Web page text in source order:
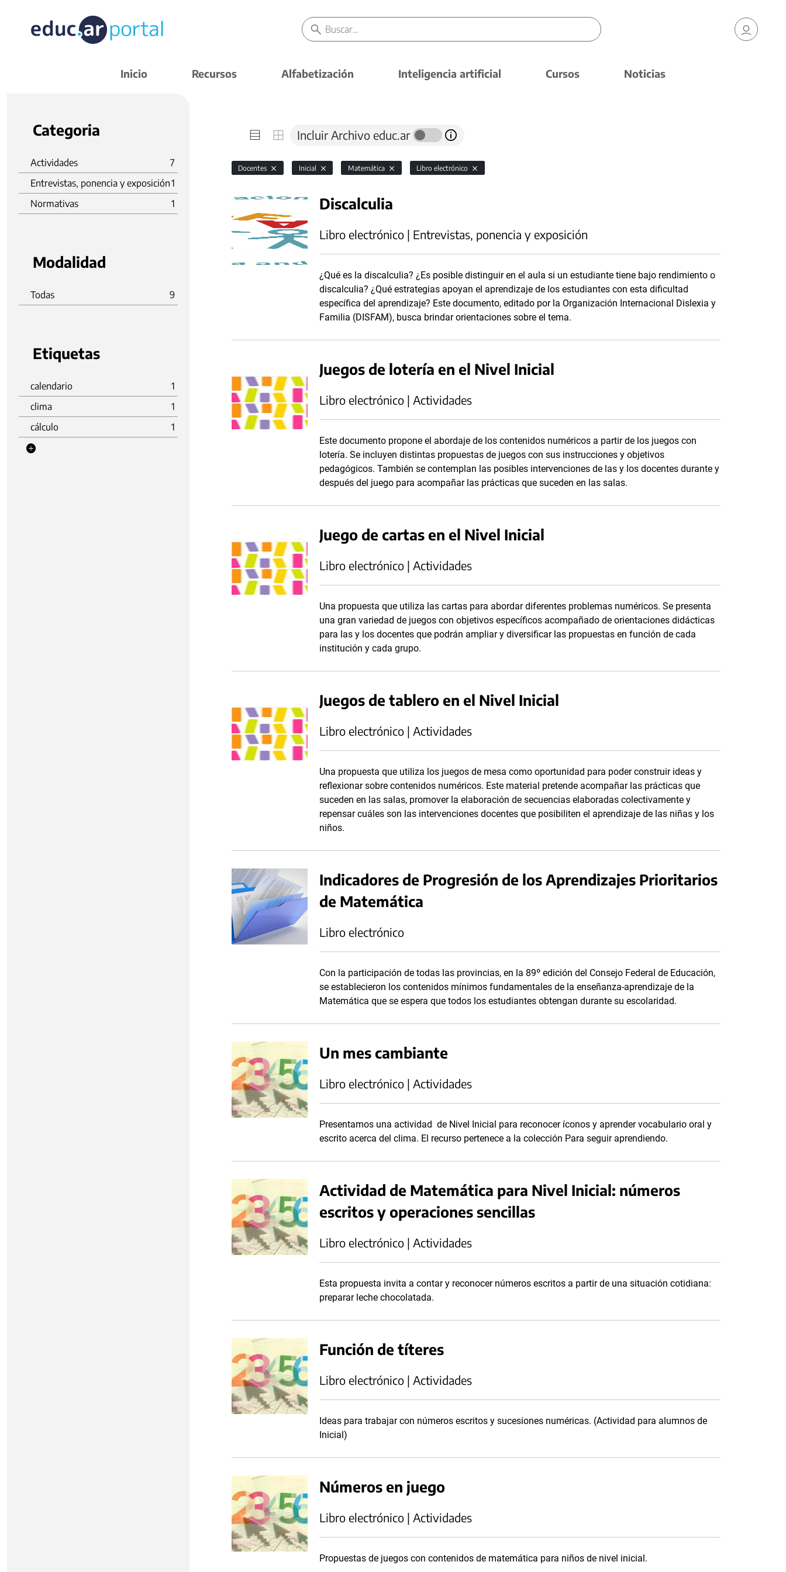
Inicio Recursos Alfabetización Inteligencia artificial Cursos Noticias
Categoria
Actividades
7
Entrevistas, ponencia y exposición1
Normativas
1
Modalidad
Todas 9
Etiquetas
calendario
1
clima
1
cálculo
1
Incluir Archivo educ.ar
Docentes Inicial Matemática Libro electrónico
Discalculia
Libro electrónico | Entrevistas, ponencia y exposición
¿Qué es la discalculia? ¿Es posible distinguir en el aula si un estudiante tiene bajo rendimiento o
discalculia? ¿Qué estrategias apoyan el aprendizaje de los estudiantes con esta dificultad
específica del aprendizaje? Este documento, editado por la Organización Internacional Dislexia y
Familia (DISFAM), busca brindar orientaciones sobre el tema.
Juegos de lotería en el Nivel Inicial
Libro electrónico | Actividades
Este documento propone el abordaje de los contenidos numéricos a partir de los juegos con
lotería. Se incluyen distintas propuestas de juegos con sus instrucciones y objetivos
pedagógicos. También se contemplan las posibles intervenciones de las y los docentes durante y
después del juego para acompañar las prácticas que suceden en las salas.
Juego de cartas en el Nivel Inicial
Libro electrónico | Actividades
Una propuesta que utiliza las cartas para abordar diferentes problemas numéricos. Se presenta
una gran variedad de juegos con objetivos específicos acompañado de orientaciones didácticas
para las y los docentes que podrán ampliar y diversificar las propuestas en función de cada
institución y cada grupo.
Juegos de tablero en el Nivel Inicial
Libro electrónico | Actividades
Una propuesta que utiliza los juegos de mesa como oportunidad para poder construir ideas y
reflexionar sobre contenidos numéricos. Este material pretende acompañar las prácticas que
suceden en las salas, promover la elaboración de secuencias elaboradas colectivamente y
repensar cuáles son las intervenciones docentes que posibiliten el aprendizaje de las niñas y los
niños.
Indicadores de Progresión de los Aprendizajes Prioritarios
de Matemática
Libro electrónico
Con la participación de todas las provincias, en la 89º edición del Consejo Federal de Educación,
se establecieron los contenidos mínimos fundamentales de la enseñanza-aprendizaje de la
Matemática que se espera que todos los estudiantes obtengan durante su escolaridad.
Un mes cambiante
Libro electrónico | Actividades
Presentamos una actividad de Nivel Inicial para reconocer íconos y aprender vocabulario oral y
escrito acerca del clima. El recurso pertenece a la colección Para seguir aprendiendo.
Actividad de Matemática para Nivel Inicial: números
escritos y operaciones sencillas
Libro electrónico | Actividades
Esta propuesta invita a contar y reconocer números escritos a partir de una situación cotidiana:
preparar leche chocolatada.
Función de títeres
Libro electrónico | Actividades
Ideas para trabajar con números escritos y sucesiones numéricas. (Actividad para alumnos de
Inicial)
Números en juego
Libro electrónico | Actividades
Propuestas de juegos con contenidos de matemática para niños de nivel inicial.